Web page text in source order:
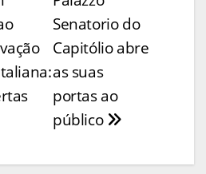
o
o
k
st A
p
p
dI
n
Senatorio do
Capitólio abre
as suas
portas ao
público